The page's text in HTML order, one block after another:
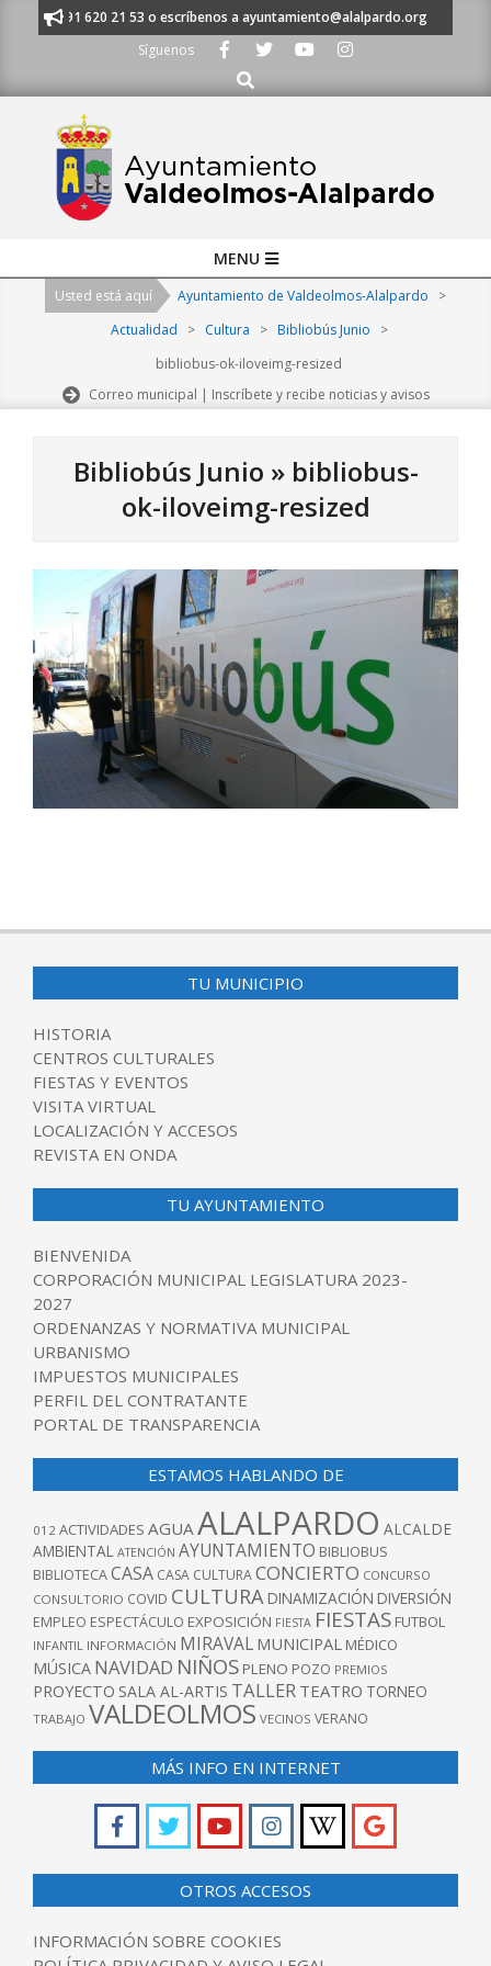
al 91 620 21 53 o escríbenos a ayuntamiento@alalpardo.org
Síguenos
Buscar
Navigation
MENU
Usted está aquí Ayuntamiento de Valdeolmos-Alalpardo
>
Actualidad
> Cultura > Bibliobús Junio
>
bibliobus-ok-iloveimg-resized
Correo municipal | Inscríbete y recibe noticias y avisos
Bibliobús Junio » bibliobus-
ok-iloveimg-resized
05-
TU MUNICIPIO
HISTORIA
CENTROS CULTURALES
FIESTAS Y EVENTOS
VISITA VIRTUAL
LOCALIZACIÓN Y ACCESOS
REVISTA EN ONDA
TU AYUNTAMIENTO
BIENVENIDA
CORPORACIÓN MUNICIPAL LEGISLATURA 2023-
2027
ORDENANZAS Y NORMATIVA MUNICIPAL
URBANISMO
IMPUESTOS MUNICIPALES
PERFIL DEL CONTRATANTE
PORTAL DE TRANSPARENCIA
ESTAMOS HABLANDO DE
012 ACTIVIDADES AGUAALALPARDO ALCALDE
AMBIENTAL ATENCIÓN AYUNTAMIENTO BIBLIOBUS
BIBLIOTECACASA CASA CULTURACONCIERTO CONCURSO
CONSULTORIO COVID CULTURA DINAMIZACIÓN DIVERSIÓN
EMPLEO ESPECTÁCULO EXPOSICIÓN FIESTA FIESTAS FUTBOL
INFANTIL INFORMACIÓN MIRAVAL MUNICIPAL MÉDICO
MÚSICA NAVIDAD NIÑOS PLENO POZO PREMIOS
PROYECTO SALA AL-ARTIS TALLER TEATRO TORNEO
TRABAJO VALDEOLMOS VECINOS VERANO
MÁS INFO EN INTERNET
OTROS ACCESOS
INFORMACIÓN SOBRE COOKIES